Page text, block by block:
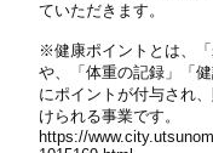
ていただきます。
※健康ポイントとは、
や、「体重の記録」「
にポイントが付与され
けられる事業です。
https://